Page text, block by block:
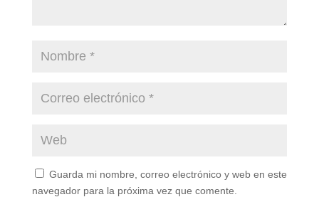
Guarda mi nombre, correo electrónico y web en este
navegador para la próxima vez que comente.